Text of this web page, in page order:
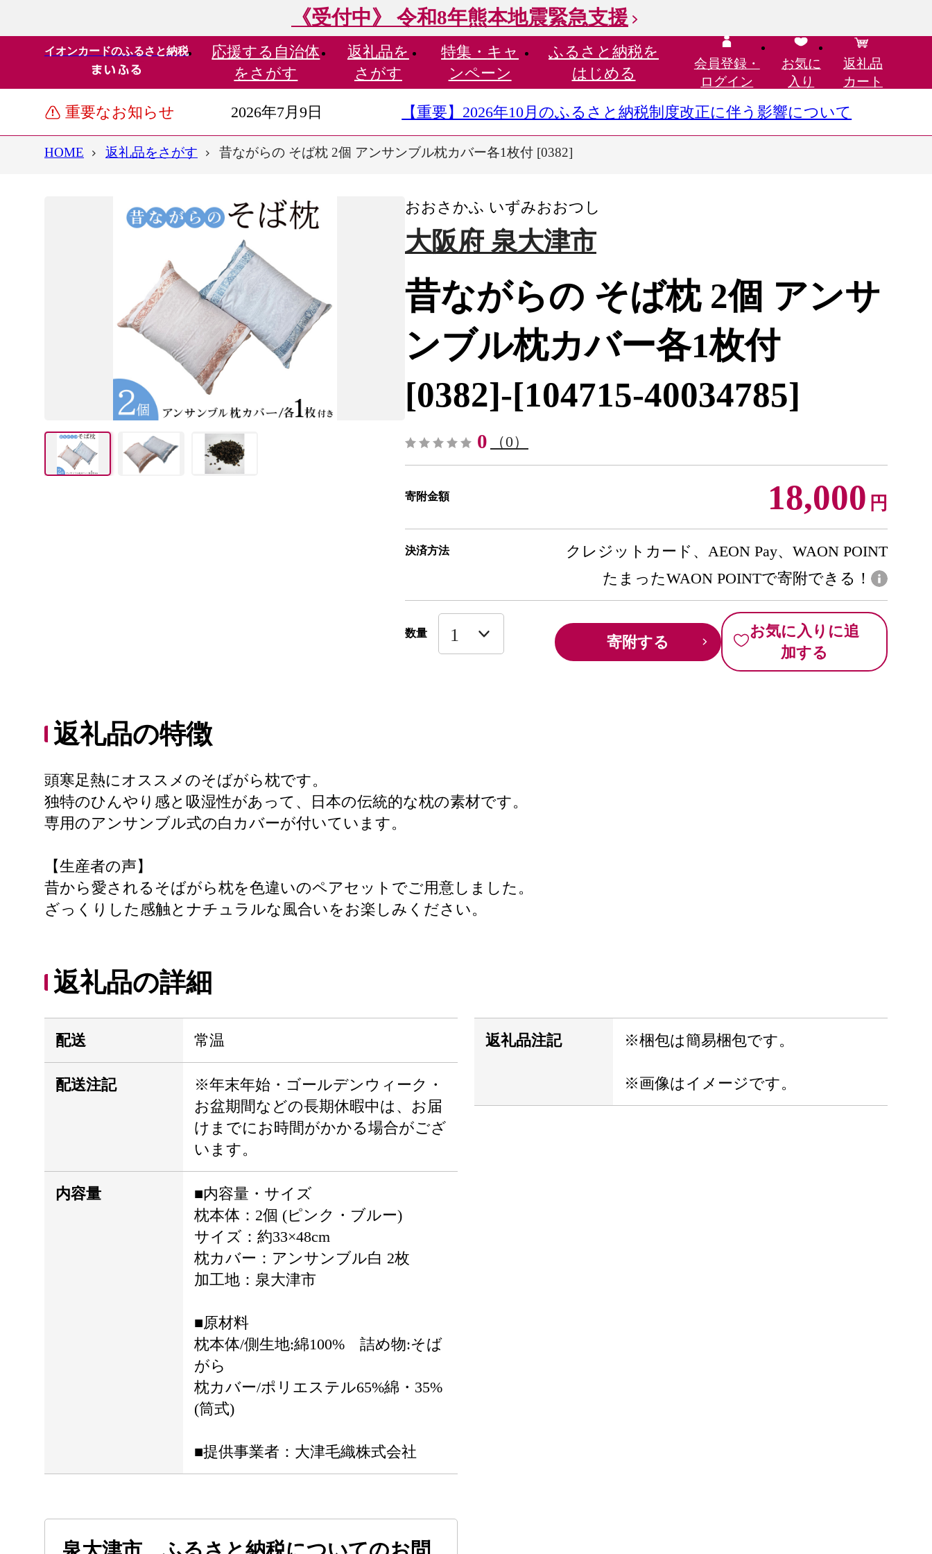
《受付中》 令和8年熊本地震緊急支援
イオンカードのふるさと納税 応援する 自治体
をさがす
返礼品を
さがす
特集・ キャ
ンペーン
ふるさと納税を
はじめる
会員登録・
ログイン
お気に
入り
返礼品
カート
重要なお知らせ 2026年7月9日 【重要】2026年10月のふるさと納税制度改正に伴う影響について
HOME 返礼品をさがす 昔ながらの そば枕 2個 アンサンブル枕カバー各1枚付 [0382]
おおさかふ いずみおおつし
大阪府 泉大津市
昔ながらの そば枕 2個 アンサ
ンブル枕カバー各1枚付
[0382]-[104715-40034785]
0 （0）
寄附金額 18,000 円
決済方法
クレジットカード、AEON Pay、WAON POINT
たまったWAON POINTで寄附できる！
数量 寄附する
お気に入りに追
加する
返礼品の特徴
頭寒足熱にオススメのそばがら枕です。
独特のひんやり感と吸湿性があって、日本の伝統的な枕の素材です。
専用のアンサンブル式の白カバーが付いています。
【生産者の声】
昔から愛されるそばがら枕を色違いのペアセットでご用意しました。
ざっくりした感触とナチュラルな風合いをお楽しみください。
返礼品の詳細
配送 常温
配送注記
※年末年始・ゴールデンウィーク・
お盆期間などの長期休暇中は、お届
けまでにお時間がかかる場合がござ
います。
内容量
■内容量・サイズ
枕本体：2個 (ピンク・ブルー)
サイズ：約33×48cm
枕カバー：アンサンブル白 2枚
加工地：泉大津市
■原材料
枕本体/側生地:綿100% 詰め物:そば
がら
枕カバー/ポリエステル65%綿・35%
(筒式)
■提供事業者：大津毛織株式会社
返礼品注記 ※梱包は簡易梱包です。
※画像はイメージです。